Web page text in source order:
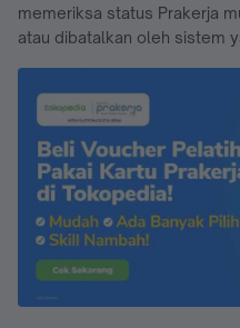
memeriksa status Prakerja
atau dibatalkan oleh sistem